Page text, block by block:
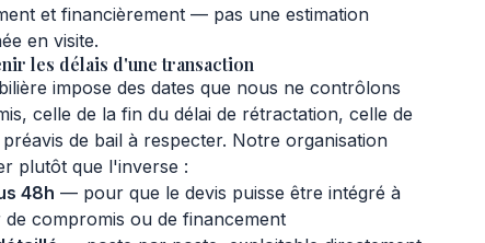
et financièrement — pas une estimation
en visite.
les délais d'une transaction
impose des dates que nous ne contrôlons
celle de la fin du délai de rétractation, celle de
de bail à respecter. Notre organisation
plutôt que l'inverse :
48h — pour que le devis puisse être intégré à
compromis ou de financement